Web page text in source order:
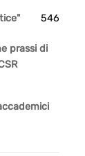
546
prassi di